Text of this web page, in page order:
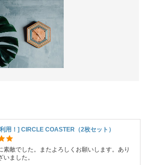
用！] CIRCLE COASTER（2枚セット）
素敵でした。またよろしくお願いします。あり
いました。